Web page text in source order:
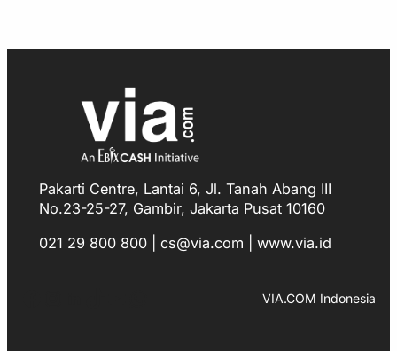
Pakarti Centre, Lantai 6, Jl. Tanah Abang III
No.23-25-27, Gambir, Jakarta Pusat 10160
021 29 800 800 | cs@via.com | www.via.id
VIA.COM Indonesia